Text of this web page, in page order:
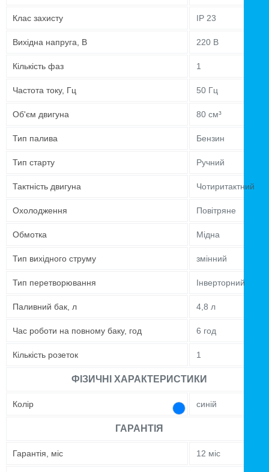
Клас захисту IP 23
Вихідна напруга, В 220 В
Кількість фаз 1
Частота току, Гц 50 Гц
Об'єм двигуна 80 см³
Тип палива Бензин
Тип старту Ручний
Тактність двигуна Чотиритактний
Охолодження Повітряне
Обмотка Мідна
Тип вихідного струму змінний
Тип перетворювання Інверторний
Паливний бак, л 4,8 л
Час роботи на повному баку, год 6 год
Кількість розеток 1
ФІЗИЧНІ ХАРАКТЕРИСТИКИ
Колір синій
ГАРАНТІЯ
Гарантія, міс 12 міс